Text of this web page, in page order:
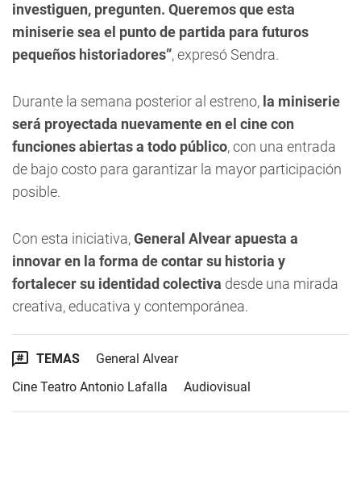
investiguen, pregunten. Queremos que esta
miniserie sea el punto de partida para futuros
pequeños historiadores”, expresó Sendra.
Durante la semana posterior al estreno, la miniserie
será proyectada nuevamente en el cine con
funciones abiertas a todo público, con una entrada
de bajo costo para garantizar la mayor participación
posible.
Con esta iniciativa,General Alvear apuesta a
innovar en la forma de contar su historia y
fortalecer su identidad colectiva desde una mirada
creativa, educativa y contemporánea.
TEMAS
General Alvear
Cine Teatro Antonio Lafalla
Audiovisual